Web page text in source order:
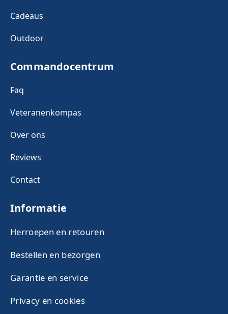
Cadeaus
Outdoor
Commandocentrum
Faq
Veteranenkompas
Over ons
Reviews
Contact
Informatie
Herroepen en retouren
Bestellen en bezorgen
Garantie en service
Privacy en cookies